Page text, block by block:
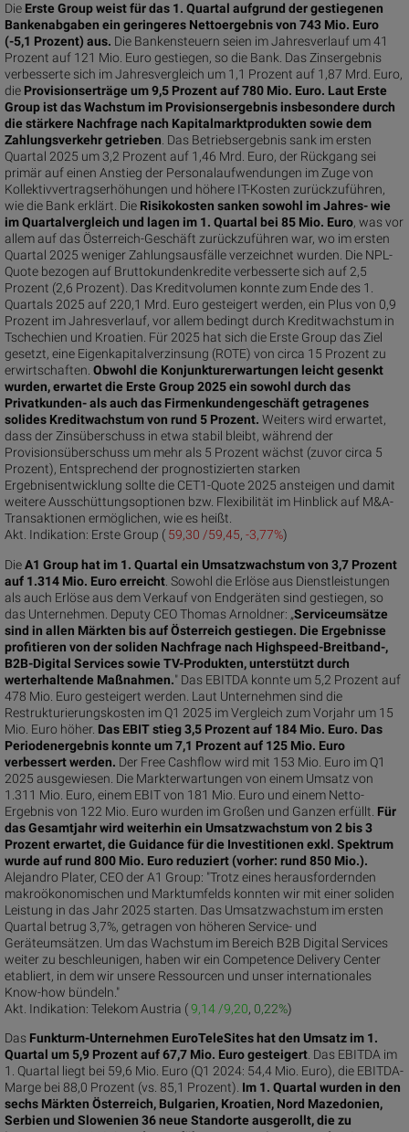
Die Erste Group weist für das 1. Quartal aufgrund der gestiegenen
Bankenabgaben ein geringeres Nettoergebnis von 743 Mio. Euro
(-5,1 Prozent) aus. Die Bankensteuern seien im Jahresverlauf um 41
Prozent auf 121 Mio. Euro gestiegen, so die Bank. Das Zinsergebnis
verbesserte sich im Jahresvergleich um 1,1 Prozent auf 1,87 Mrd. Euro,
die Provisionserträge um 9,5 Prozent auf 780 Mio. Euro. Laut Erste
Group ist das Wachstum im Provisionsergebnis insbesondere durch
die stärkere Nachfrage nach Kapitalmarktprodukten sowie dem
Zahlungsverkehr getrieben . Das Betriebsergebnis sank im ersten
Quartal 2025 um 3,2 Prozent auf 1,46 Mrd. Euro, der Rückgang sei
primär auf einen Anstieg der Personalaufwendungen im Zuge von
Kollektivvertragserhöhungen und höhere IT-Kosten zurückzuführen,
wie die Bank erklärt. Die Risikokosten sanken sowohl im Jahres- wie
im Quartalvergleich und lagen im 1. Quartal bei 85 Mio. Euro, was vor
allem auf das Österreich-Geschäft zurückzuführen war, wo im ersten
Quartal 2025 weniger Zahlungsausfälle verzeichnet wurden. Die NPL-
Quote bezogen auf Bruttokundenkredite verbesserte sich auf 2,5
Prozent (2,6 Prozent). Das Kreditvolumen konnte zum Ende des 1.
Quartals 2025 auf 220,1 Mrd. Euro gesteigert werden, ein Plus von 0,9
Prozent im Jahresverlauf, vor allem bedingt durch Kreditwachstum in
Tschechien und Kroatien. Für 2025 hat sich die Erste Group das Ziel
gesetzt, eine Eigenkapitalverzinsung (ROTE) von circa 15 Prozent zu
erwirtschaften. Obwohl die Konjunkturerwartungen leicht gesenkt
wurden, erwartet die Erste Group 2025 ein sowohl durch das
Privatkunden- als auch das Firmenkundengeschäft getragenes
solides Kreditwachstum von rund 5 Prozent. Weiters wird erwartet,
dass der Zinsüberschuss in etwa stabil bleibt, während der
Provisionsüberschuss um mehr als 5 Prozent wächst (zuvor circa 5
Prozent), Entsprechend der prognostizierten starken
Ergebnisentwicklung sollte die CET1-Quote 2025 ansteigen und damit
weitere Ausschüttungsoptionen bzw. Flexibilität im Hinblick auf M&A-
Transaktionen ermöglichen, wie es heißt.
Erste Group (
Akt. Indikation: 59,30 /59,45, -3,77%)
DieA1 Group hat im 1. Quartal ein Umsatzwachstum von 3,7 Prozent
auf 1.314 Mio. Euro erreicht . Sowohl die Erlöse aus Dienstleistungen
als auch Erlöse aus dem Verkauf von Endgeräten sind gestiegen, so
das Unternehmen. Deputy CEO Thomas Arnoldner: „Serviceumsätze
sind in allen Märkten bis auf Österreich gestiegen. Die Ergebnisse
profitieren von der soliden Nachfrage nach Highspeed-Breitband-,
B2B-Digital Services sowie TV-Produkten, unterstützt durch
werterhaltende Maßnahmen." Das EBITDA konnte um 5,2 Prozent auf
478 Mio. Euro gesteigert werden. Laut Unternehmen sind die
Restrukturierungskosten im Q1 2025 im Vergleich zum Vorjahr um 15
Mio. Euro höher. Das EBIT stieg 3,5 Prozent auf 184 Mio. Euro. Das
Periodenergebnis konnte um 7,1 Prozent auf 125 Mio. Euro
verbessert werden. Der Free Cashflow wird mit 153 Mio. Euro im Q1
2025 ausgewiesen. Die Markterwartungen von einem Umsatz von
1.311 Mio. Euro, einem EBIT von 181 Mio. Euro und einem Netto-
Ergebnis von 122 Mio. Euro wurden im Großen und Ganzen erfüllt. Für
das Gesamtjahr wird weiterhin ein Umsatzwachstum von 2 bis 3
Prozent erwartet, die Guidance für die Investitionen exkl. Spektrum
wurde auf rund 800 Mio. Euro reduziert (vorher: rund 850 Mio.).
Alejandro Plater, CEO der A1 Group: "Trotz eines herausfordernden
makroökonomischen und Marktumfelds konnten wir mit einer soliden
Leistung in das Jahr 2025 starten. Das Umsatzwachstum im ersten
Quartal betrug 3,7%, getragen von höheren Service- und
Geräteumsätzen. Um das Wachstum im Bereich B2B Digital Services
weiter zu beschleunigen, haben wir ein Competence Delivery Center
etabliert, in dem wir unsere Ressourcen und unser internationales
Know-how bündeln."
Telekom Austria (
Akt. Indikation: 9,14 /9,20, 0,22%)
Das Funkturm-Unternehmen EuroTeleSites hat den Umsatz im 1.
Quartal um 5,9 Prozent auf 67,7 Mio. Euro gesteigert . Das EBITDA im
1. Quartal liegt bei 59,6 Mio. Euro (Q1 2024: 54,4 Mio. Euro), die EBITDA-
Marge bei 88,0 Prozent (vs. 85,1 Prozent). Im 1. Quartal wurden in den
sechs Märkten Österreich, Bulgarien, Kroatien, Nord Mazedonien,
Serbien und Slowenien 36 neue Standorte ausgerollt, die zu